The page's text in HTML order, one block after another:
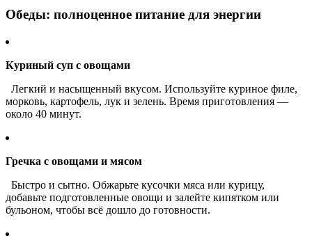
Обеды: полноценное питание для энергии
Куриный суп с овощами
Легкий и насыщенный вкусом. Используйте куриное филе,
морковь, картофель, лук и зелень. Время приготовления —
около 40 минут.
Гречка с овощами и мясом
Быстро и сытно. Обжарьте кусочки мяса или курицу,
добавьте подготовленные овощи и залейте кипятком или
бульоном, чтобы всё дошло до готовности.